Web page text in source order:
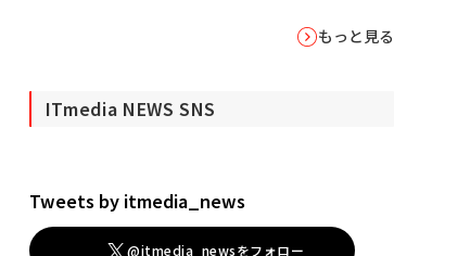
もっと見る
ITmedia NEWS SNS
Tweets by itmedia_news
@itmedia_newsをフォロー